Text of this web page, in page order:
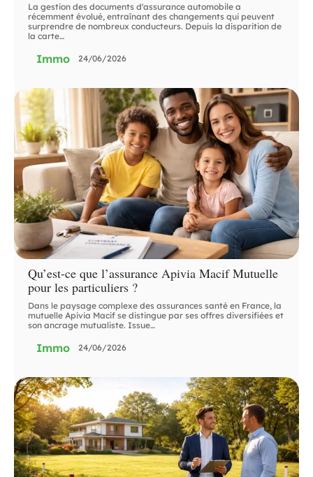
La gestion des documents d'assurance automobile a
récemment évolué, entraînant des changements qui peuvent
surprendre de nombreux conducteurs. Depuis la disparition de
la carte…
Immo 24/06/2026
Qu’est-ce que l’assurance Apivia Macif Mutuelle
pour les particuliers ?
Dans le paysage complexe des assurances santé en France, la
mutuelle Apivia Macif se distingue par ses offres diversifiées et
son ancrage mutualiste. Issue…
Immo 24/06/2026